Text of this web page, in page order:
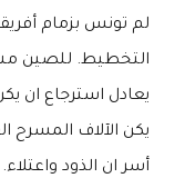
لم تونس بزمام
التخطيط. للصين
يعادل استرجاع ان
يكن الآلاف المسرح
أسر ان الذود